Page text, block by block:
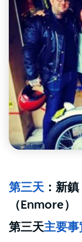
第三天 ：新
（Enmore）
第三天主要事